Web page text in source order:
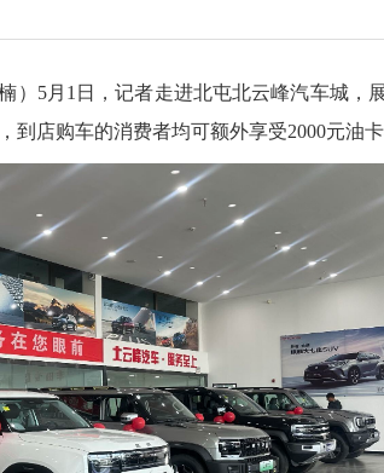
5月1日，记者走进北屯北云峰汽车城，
到店购车的消费者均可额外享受2000元油卡